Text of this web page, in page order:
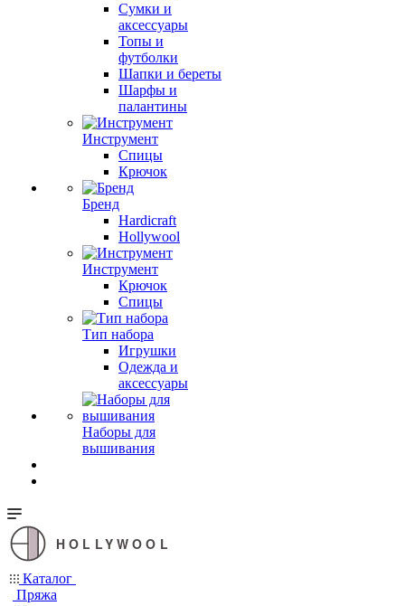
Сумки и
аксессуары
Топы и
футболки
Шапки и береты
Шарфы и
палантины
Инструмент
Спицы
Крючок
Бренд
Hardicraft
Hollywool
Инструмент
Крючок
Спицы
Тип набора
Игрушки
Одежда и
аксессуары
Наборы для
вышивания
HOLLYWOOL
Каталог
Пряжа